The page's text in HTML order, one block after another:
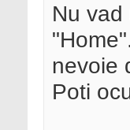
Nu
nevoie
Poti